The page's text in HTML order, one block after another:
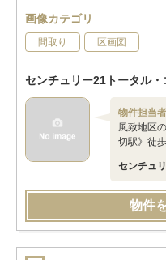
画像カテゴリ
間取り 区画図
センチュリー21トータル・
物件担当
風致地区
切駅》徒
センチュ
物件